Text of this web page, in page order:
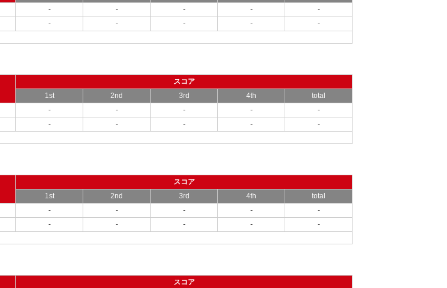
- - - -
-
- - - - -
スコア
1st
2nd 3rd 4th total
- - - -
-
- - - - -
スコア
1st
2nd 3rd 4th total
- - - -
-
- - - - -
スコア